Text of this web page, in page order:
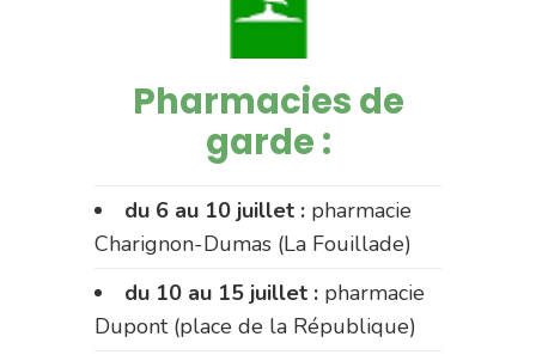
Pharmacies de
garde :
du 6 au 10 juillet : pharmacie
Charignon-Dumas (La Fouillade)
du 10 au 15 juillet : pharmacie
Dupont (place de la République)